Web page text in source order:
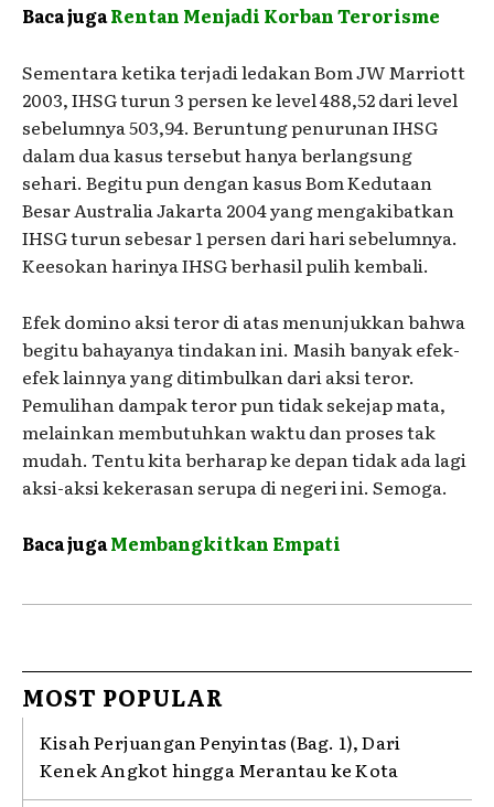
Baca jugaRentan Menjadi Korban Terorisme
Sementara ketika terjadi ledakan Bom JW Marriott
2003, IHSG turun 3 persen ke level 488,52 dari level
sebelumnya 503,94. Beruntung penurunan IHSG
dalam dua kasus tersebut hanya berlangsung
sehari. Begitu pun dengan kasus Bom Kedutaan
Besar Australia Jakarta 2004 yang mengakibatkan
IHSG turun sebesar 1 persen dari hari sebelumnya.
Keesokan harinya IHSG berhasil pulih kembali.
Efek domino aksi teror di atas menunjukkan bahwa
begitu bahayanya tindakan ini. Masih banyak efek-
efek lainnya yang ditimbulkan dari aksi teror.
Pemulihan dampak teror pun tidak sekejap mata,
melainkan membutuhkan waktu dan proses tak
mudah. Tentu kita berharap ke depan tidak ada lagi
aksi-aksi kekerasan serupa di negeri ini. Semoga.
Baca jugaMembangkitkan Empati
MOST POPULAR
Kisah Perjuangan Penyintas (Bag. 1), Dari
Kenek Angkot hingga Merantau ke Kota